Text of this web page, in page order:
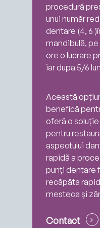
procedură
unui număr
dentare (4, 6
mandibulă,
ore o lucrare
iar dupa 5/6
Această
benefică
oferă o
pentru
aspectului
rapidă a
punți dentare
recăpăta
mesteca și
Contact